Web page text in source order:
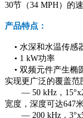
30节（34 MPH）的
产品特点：
• 水深和水温传感
• 1 kW功率
• 双频元件产生椭
实现更广泛的覆盖范
— 50 kHz，
宽度，深度可达647
— 200 kHz，